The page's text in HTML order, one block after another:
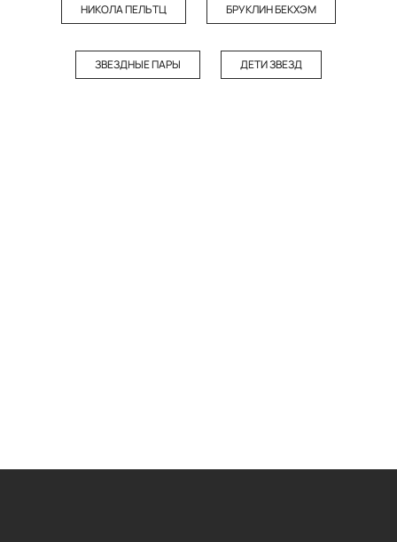
НИКОЛА ПЕЛЬТЦ БРУКЛИН БЕКХЭМ
ЗВЕЗДНЫЕ ПАРЫ ДЕТИ ЗВЕЗД